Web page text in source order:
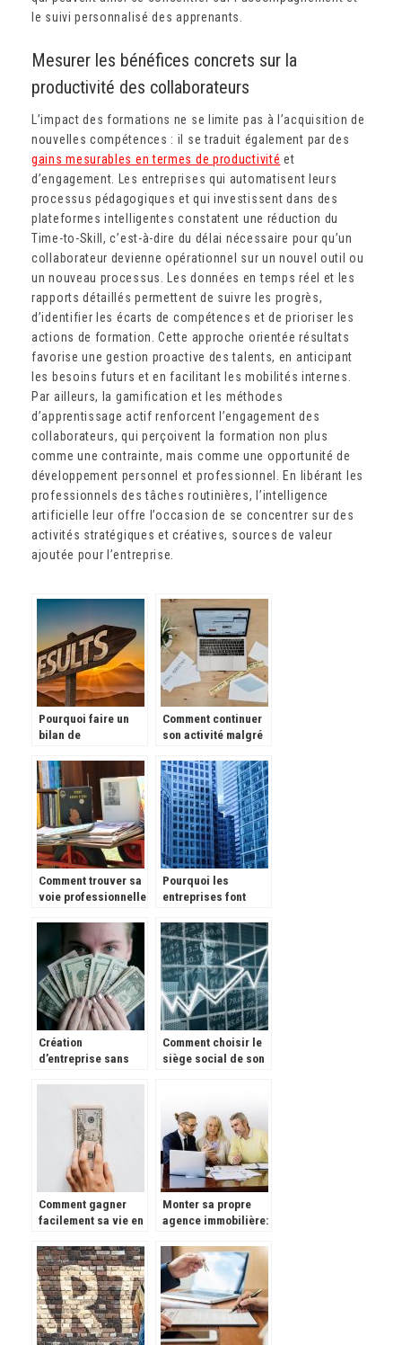
le suivi personnalisé des apprenants.
Mesurer les bénéfices concrets sur la
productivité des collaborateurs
L’impact des formations ne se limite pas à l’acquisition de
nouvelles compétences : il se traduit également par des
gains mesurables en termes de productivité et
d’engagement. Les entreprises qui automatisent leurs
processus pédagogiques et qui investissent dans des
plateformes intelligentes constatent une réduction du
Time-to-Skill, c’est-à-dire du délai nécessaire pour qu’un
collaborateur devienne opérationnel sur un nouvel outil ou
un nouveau processus. Les données en temps réel et les
rapports détaillés permettent de suivre les progrès,
d’identifier les écarts de compétences et de prioriser les
actions de formation. Cette approche orientée résultats
favorise une gestion proactive des talents, en anticipant
les besoins futurs et en facilitant les mobilités internes.
Par ailleurs, la gamification et les méthodes
d’apprentissage actif renforcent l’engagement des
collaborateurs, qui perçoivent la formation non plus
comme une contrainte, mais comme une opportunité de
développement personnel et professionnel. En libérant les
professionnels des tâches routinières, l’intelligence
artificielle leur offre l’occasion de se concentrer sur des
activités stratégiques et créatives, sources de valeur
ajoutée pour l’entreprise.
Pourquoi faire un
bilan de
Comment continuer
son activité malgré
Comment trouver sa
voie professionnelle
Pourquoi les
entreprises font
traitants
Création
d’entreprise sans
possible avec le
prêt bancaire !
Comment choisir le
siège social de son
Comment gagner
facilement sa vie en
indépendant?
Monter sa propre
agence immobilière:
pour vous guider